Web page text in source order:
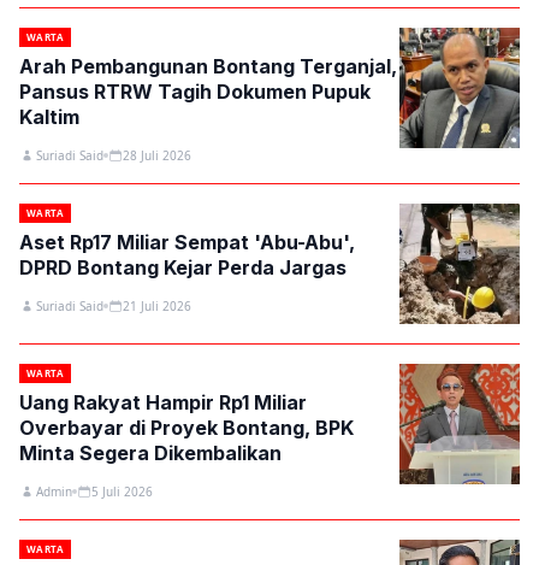
WARTA
Arah Pembangunan Bontang Terganjal,
Pansus RTRW Tagih Dokumen Pupuk
Kaltim
Suriadi Said 28 Juli 2026
WARTA
Aset Rp17 Miliar Sempat 'Abu-Abu',
DPRD Bontang Kejar Perda Jargas
Suriadi Said 21 Juli 2026
WARTA
Uang Rakyat Hampir Rp1 Miliar
Overbayar di Proyek Bontang, BPK
Minta Segera Dikembalikan
Admin 5 Juli 2026
WARTA